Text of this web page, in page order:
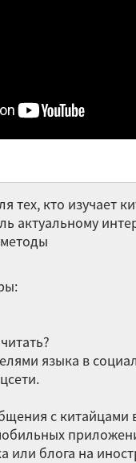
тех, кто изучает
актуальному
языка в
с китайцами
или блога на